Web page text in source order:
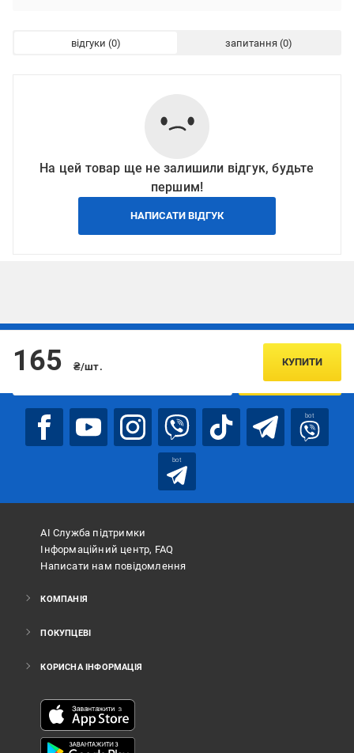
відгуки запитання
На цей товар ще не залишили відгук, будьте
першим!
НАПИСАТИ ВІДГУК
165 ₴/шт. КУПИТИ
Підписуйтесь, щоб дізнаватись першим про акції та пропозиції
ПІДПИСАТИСЯ
bot
bot
АІ Служба підтримки
Інформаційний центр, FAQ
Написати нам повідомлення
КОМПАНІЯ
ПОКУПЦЕВІ
КОРИСНА ІНФОРМАЦІЯ